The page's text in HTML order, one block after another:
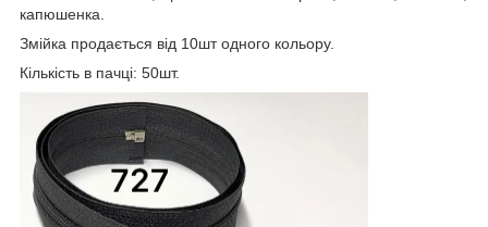
капюшенка.
Змійка продається від 10шт одного кольору.
Кількість в пачці: 50шт.